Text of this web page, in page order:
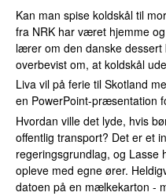
Kan man spise koldskål til
fra NRK har været hjemme
lærer om den danske
overbevist om, at koldskål
Liva vil på ferie til Skotland
en PowerPoint-præsentation
Hvordan ville det lyde, hvis
offentlig transport? Det er et
regeringsgrundlag, og Lasse
opleve med egne ører.
datoen på en mælkekarton -